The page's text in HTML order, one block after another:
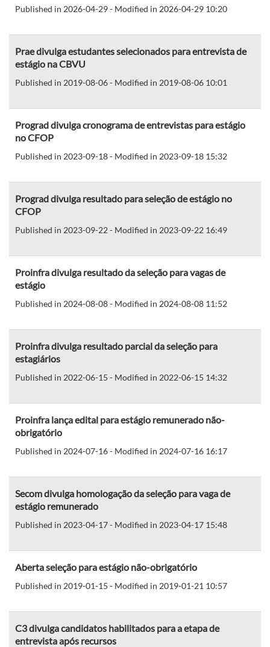
Published in 2026-04-29 - Modified in 2026-04-29 10:20
Prae divulga estudantes selecionados para entrevista de
estágio na CBVU
Published in 2019-08-06 - Modified in 2019-08-06 10:01
Prograd divulga cronograma de entrevistas para estágio
no CFOP
Published in 2023-09-18 - Modified in 2023-09-18 15:32
Prograd divulga resultado para seleção de estágio no
CFOP
Published in 2023-09-22 - Modified in 2023-09-22 16:49
Proinfra divulga resultado da seleção para vagas de
estágio
Published in 2024-08-08 - Modified in 2024-08-08 11:52
Proinfra divulga resultado parcial da seleção para
estagiários
Published in 2022-06-15 - Modified in 2022-06-15 14:32
Proinfra lança edital para estágio remunerado não-
obrigatório
Published in 2024-07-16 - Modified in 2024-07-16 16:17
Secom divulga homologação da seleção para vaga de
estágio remunerado
Published in 2023-04-17 - Modified in 2023-04-17 15:48
Aberta seleção para estágio não-obrigatório
Published in 2019-01-15 - Modified in 2019-01-21 10:57
C3 divulga candidatos habilitados para a etapa de
entrevista após recursos